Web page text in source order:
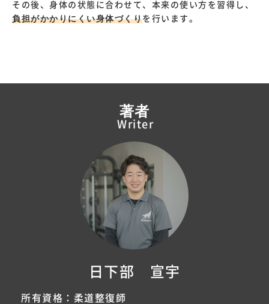
その後、身体の状態に合わせて、本来の使い方を習得し、
負担がかかりにくい身体づくりを行います。
著者
Writer
日下部 宣宇
所有資格：柔道整復師